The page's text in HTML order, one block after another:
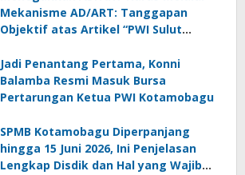
Mekanisme AD/ART: Tanggapan
Objektif atas Artikel “PWI Sulut
Melanggar Aturan”
Jadi Penantang Pertama, Konni
Balamba Resmi Masuk Bursa
Pertarungan Ketua PWI Kotamobagu
SPMB Kotamobagu Diperpanjang
hingga 15 Juni 2026, Ini Penjelasan
Lengkap Disdik dan Hal yang Wajib